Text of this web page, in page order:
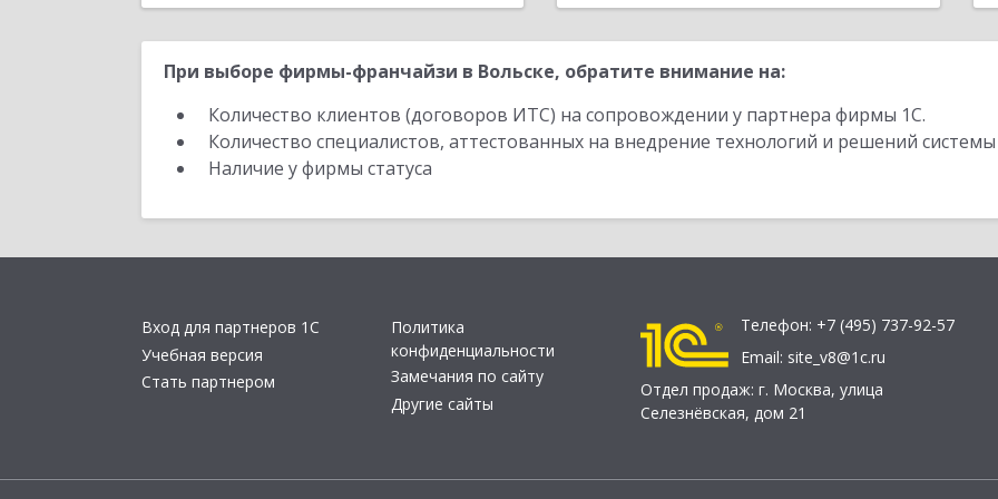
При выборе фирмы-франчайзи в Вольске, обратите внимание на:
Количество клиентов (договоров ИТС) на сопровождении у партнера фирмы 1С.
Количество специалистов, аттестованных на внедрение технологий и решений
Наличие у фирмы статуса
Вход для партнеров 1С
Учебная версия
Стать партнером
Политика
конфиденциальности
Замечания по сайту
Другие сайты
Телефон: +7 (495) 737-92-57
Email: site_v8@1c.ru
Отдел продаж: г. Москва, улица
Селезнёвская, дом 21